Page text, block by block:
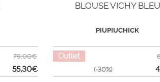
79,00€
55,30€
BLOUSE VICHY BLEU
PIUPIUCHICK
Outlet
(-30%)